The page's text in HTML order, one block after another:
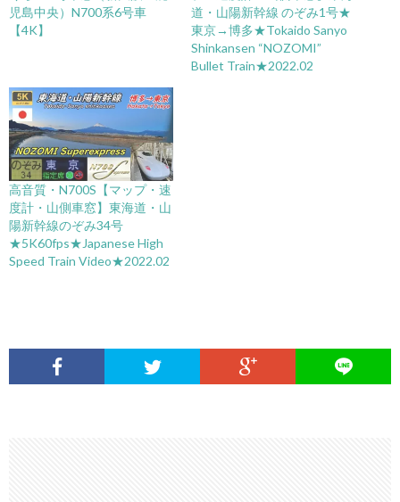
児島中央）N700系6号車
【4K】
道・山陽新幹線 のぞみ1号★
東京→博多★Tokaido Sanyo
Shinkansen “NOZOMI”
Bullet Train★2022.02
高音質・N700S【マップ・速
度計・山側車窓】東海道・山
陽新幹線のぞみ34号
★5K60fps★Japanese High
Speed Train Video★2022.02